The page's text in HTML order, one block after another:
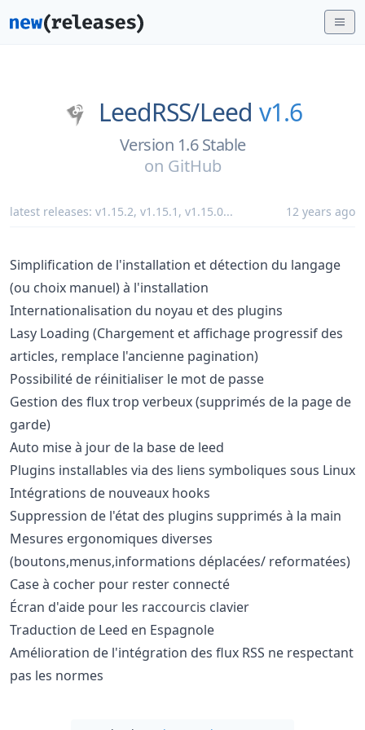
LeedRSS/Leed v1.6
Version 1.6 Stable
on GitHub
latest releases: v1.15.2, v1.15.1 , v1.15.0... 12 years ago
Simplification de l'installation et détection du langage
(ou choix manuel) à l'installation
Internationalisation du noyau et des plugins
Lasy Loading (Chargement et affichage progressif des
articles, remplace l'ancienne pagination)
Possibilité de réinitialiser le mot de passe
Gestion des flux trop verbeux (supprimés de la page de
garde)
Auto mise à jour de la base de leed
Plugins installables via des liens symboliques sous Linux
Intégrations de nouveaux hooks
Suppression de l'état des plugins supprimés à la main
Mesures ergonomiques diverses
(boutons,menus,informations déplacées/ reformatées)
Case à cocher pour rester connecté
Écran d'aide pour les raccourcis clavier
Traduction de Leed en Espagnole
Amélioration de l'intégration des flux RSS ne respectant
pas les normes